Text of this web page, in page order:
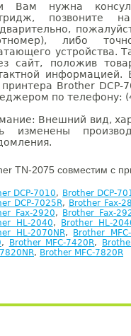
Вам нужна
позвоните
либо
устройства.
сайт, положив
информацией.
принтера Brother
по телефону:
Внешний вид,
изменены
TN-2075 совместим с
DCP-7010, Brother DCP-
DCP-7025R, Brother Fax-
Fax-2920,
Brother Fax-
HL-2040,
Brother HL-
HL-2070NR,
Brother
, Brother MFC-7420R,
7820NR, Brother MFC-7820R